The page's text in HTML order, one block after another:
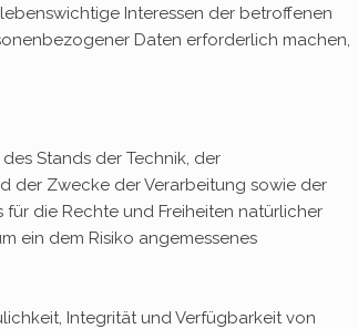
lebenswichtige Interessen der betroffenen
Daten erforderlich machen,
Stands der Technik, der
der Zwecke der Verarbeitung sowie der
die Rechte und Freiheiten natürlicher
ein dem Risiko angemessenes
Integrität und Verfügbarkeit von